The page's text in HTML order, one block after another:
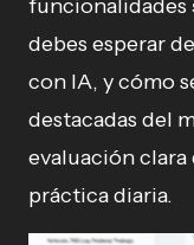
funcionalidades
debes esperar
con IA, y cómo
destacadas del
evaluación
práctica diaria.